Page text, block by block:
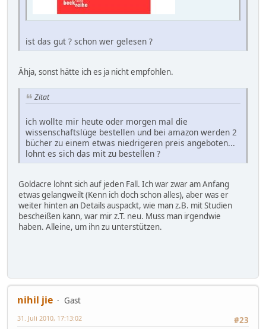
ist das gut ? schon wer gelesen ?
Ähja, sonst hätte ich es ja nicht empfohlen.
Zitat
ich wollte mir heute oder morgen mal die
wissenschaftslüge bestellen und bei amazon werden 2
bücher zu einem etwas niedrigeren preis angeboten...
lohnt es sich das mit zu bestellen ?
Goldacre lohnt sich auf jeden Fall. Ich war zwar am Anfang
etwas gelangweilt (Kenn ich doch schon alles), aber was er
weiter hinten an Details auspackt, wie man z.B. mit Studien
bescheißen kann, war mir z.T. neu. Muss man irgendwie
haben. Alleine, um ihn zu unterstützen.
nihil jie
Gast
#23
31. Juli 2010, 17:13:02